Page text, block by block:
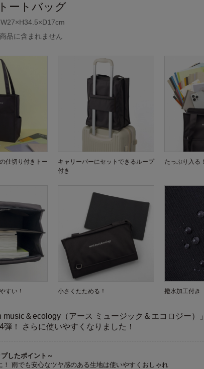
ートバッグ
品に含まれません
仕切り付きトー
キャリーバーにセットできるループ
付き
たっぷり入る！
すい！ 小さくたためる！ 撥水加工付き
music＆ecology（アース ミュージック＆エコロジー）
弾！ さらに使いやすくなりました！
したポイント～
雨でも安心なツヤ感のある生地は使いやすくおしゃれ